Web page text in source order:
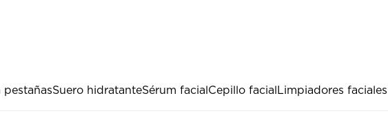
pestañasSuero hidratanteSérum facial Cepillo facial Limpiadores faciales